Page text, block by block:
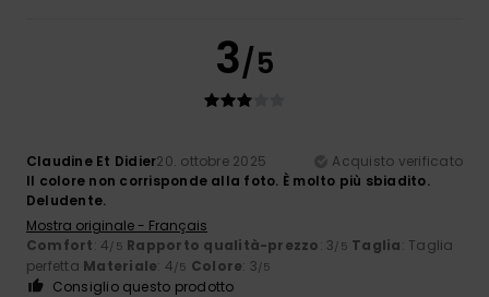
3/5
Claudine Et Didier20. ottobre 2025
Acquisto verificato
Il colore non corrisponde alla foto. È molto più sbiadito.
Deludente.
Mostra originale - Français
Comfort: 4/5 Rapporto qualità-prezzo: 3/5 Taglia: Taglia
perfetta Materiale: 4/5 Colore: 3/5
Consiglio questo prodotto